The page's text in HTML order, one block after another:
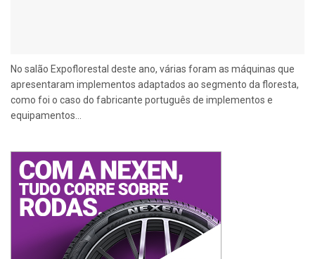
No salão Expoflorestal deste ano, várias foram as máquinas que
apresentaram implementos adaptados ao segmento da floresta,
como foi o caso do fabricante português de implementos e
equipamentos...